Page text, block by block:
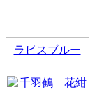
ラピスブルー